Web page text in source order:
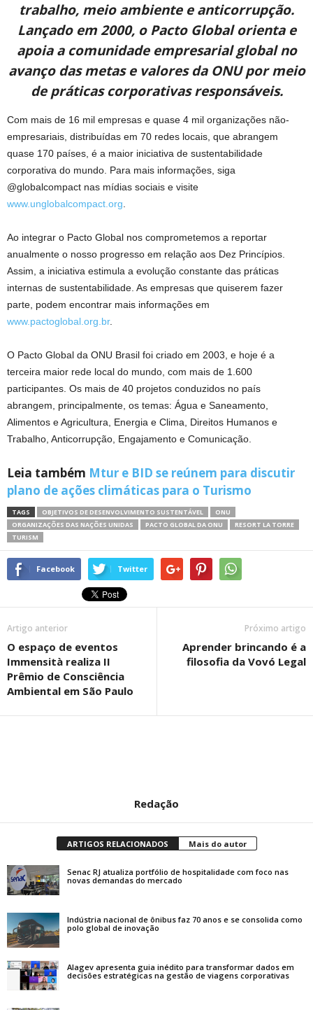
trabalho, meio ambiente e anticorrupção.
Lançado em 2000, o Pacto Global orienta e
apoia a comunidade empresarial global no
avanço das metas e valores da ONU por meio
de práticas corporativas responsáveis.
Com mais de 16 mil empresas e quase 4 mil organizações não-
empresariais, distribuídas em 70 redes locais, que abrangem
quase 170 países, é a maior iniciativa de sustentabilidade
corporativa do mundo. Para mais informações, siga
@globalcompact nas mídias sociais e visite
www.unglobalcompact.org
Ao integrar o Pacto Global nos comprometemos a reportar
anualmente o nosso progresso em relação aos Dez Princípios.
Assim, a iniciativa estimula a evolução constante das práticas
internas de sustentabilidade. As empresas que quiserem fazer
parte, podem encontrar mais informações em
www.pactoglobal.org.br.
O Pacto Global da ONU Brasil foi criado em 2003, e hoje é a
terceira maior rede local do mundo, com mais de 1.600
participantes. Os mais de 40 projetos conduzidos no país
abrangem, principalmente, os temas: Água e Saneamento,
Alimentos e Agricultura, Energia e Clima, Direitos Humanos e
Trabalho, Anticorrupção, Engajamento e Comunicação.
Leia também Mtur e BID se reúnem para discutir
plano de ações climáticas para o Turismo
TAGS OBJETIVOS DE DESENVOLVIMENTO SUSTENTÁVEL
ONU
ORGANIZAÇÕES DAS NAÇÕES UNIDAS
PACTO GLOBAL DA ONU
RESORT LA TORRE
TURISM
Facebook Twitter
Artigo anterior
O espaço de eventos
Immensità realiza II
Prêmio de Consciência
Ambiental em São Paulo
Próximo artigo
Aprender brincando é a
filosofia da Vovó Legal
Redação
ARTIGOS RELACIONADOS Mais do autor
Senac RJ atualiza portfólio de hospitalidade com foco nas
novas demandas do mercado
Indústria nacional de ônibus faz 70 anos e se consolida como
polo global de inovação
Alagev apresenta guia inédito para transformar dados em
decisões estratégicas na gestão de viagens corporativas